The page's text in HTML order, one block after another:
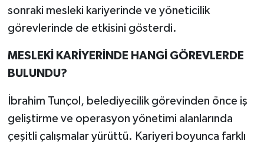
sonraki mesleki kariyerinde ve yöneticilik
görevlerinde de etkisini gösterdi.
MESLEKİ KARİYERİNDE HANGİ GÖREVLERDE
BULUNDU?
İbrahim Tunçol, belediyecilik görevinden önce iş
geliştirme ve operasyon yönetimi alanlarında
çeşitli çalışmalar yürüttü. Kariyeri boyunca farklı